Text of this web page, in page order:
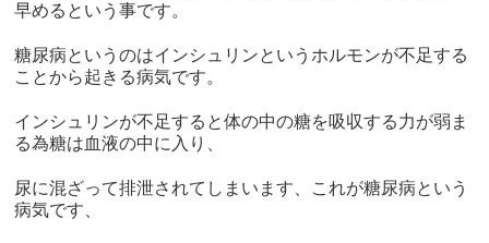
早めるという事です。
糖尿病というのはインシュリンというホルモンが不足する
ことから起きる病気です。
インシュリンが不足すると体の中の糖を吸収する力が弱ま
る為糖は血液の中に入り、
尿に混ざって排泄されてしまいます、これが糖尿病という
病気です、